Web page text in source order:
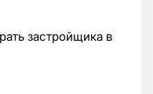
застройщика в